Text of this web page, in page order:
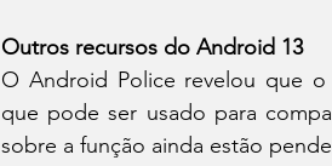
Outros recursos do Android 13
O Android Police revelou que
que pode ser usado para
sobre a função ainda estão